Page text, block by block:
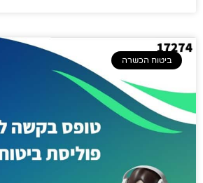
ביטוח הכשרה